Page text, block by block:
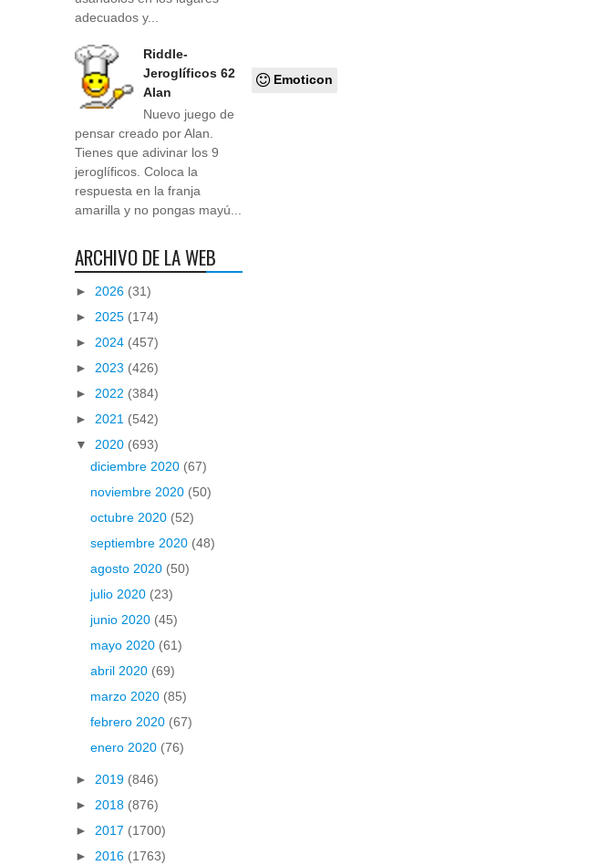
Emoticon
adecuados y...
Riddle-
Jeroglíficos 62
Alan
Nuevo juego de
pensar creado por Alan.
Tienes que adivinar los 9
jeroglíficos. Coloca la
respuesta en la franja
amarilla y no pongas mayú...
ARCHIVO DE LA WEB
► 2026 (31)
► 2025 (174)
► 2024 (457)
► 2023 (426)
► 2022 (384)
► 2021 (542)
▼ 2020 (693)
diciembre 2020 (67)
noviembre 2020 (50)
octubre 2020 (52)
septiembre 2020 (48)
agosto 2020 (50)
julio 2020 (23)
junio 2020 (45)
mayo 2020 (61)
abril 2020 (69)
marzo 2020 (85)
febrero 2020 (67)
enero 2020 (76)
► 2019 (846)
► 2018 (876)
► 2017 (1700)
► 2016 (1763)